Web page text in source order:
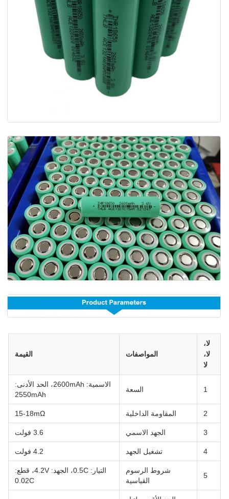
لا،
لا،
لا
المواصفات القيمة
1 السعة
الاسمية: 2600mAh، الحد الأدنى:
2550mAh
2 المقاومة الداخلية 15-18mΩ
3 الجهد الاسمي 3.6 فولت
4 تشغيل الجهد 4.2 فولت
5
شروط الرسوم
القياسية
التيار: 0.5C، الجهد: 4.2V، قطع:
0.02C